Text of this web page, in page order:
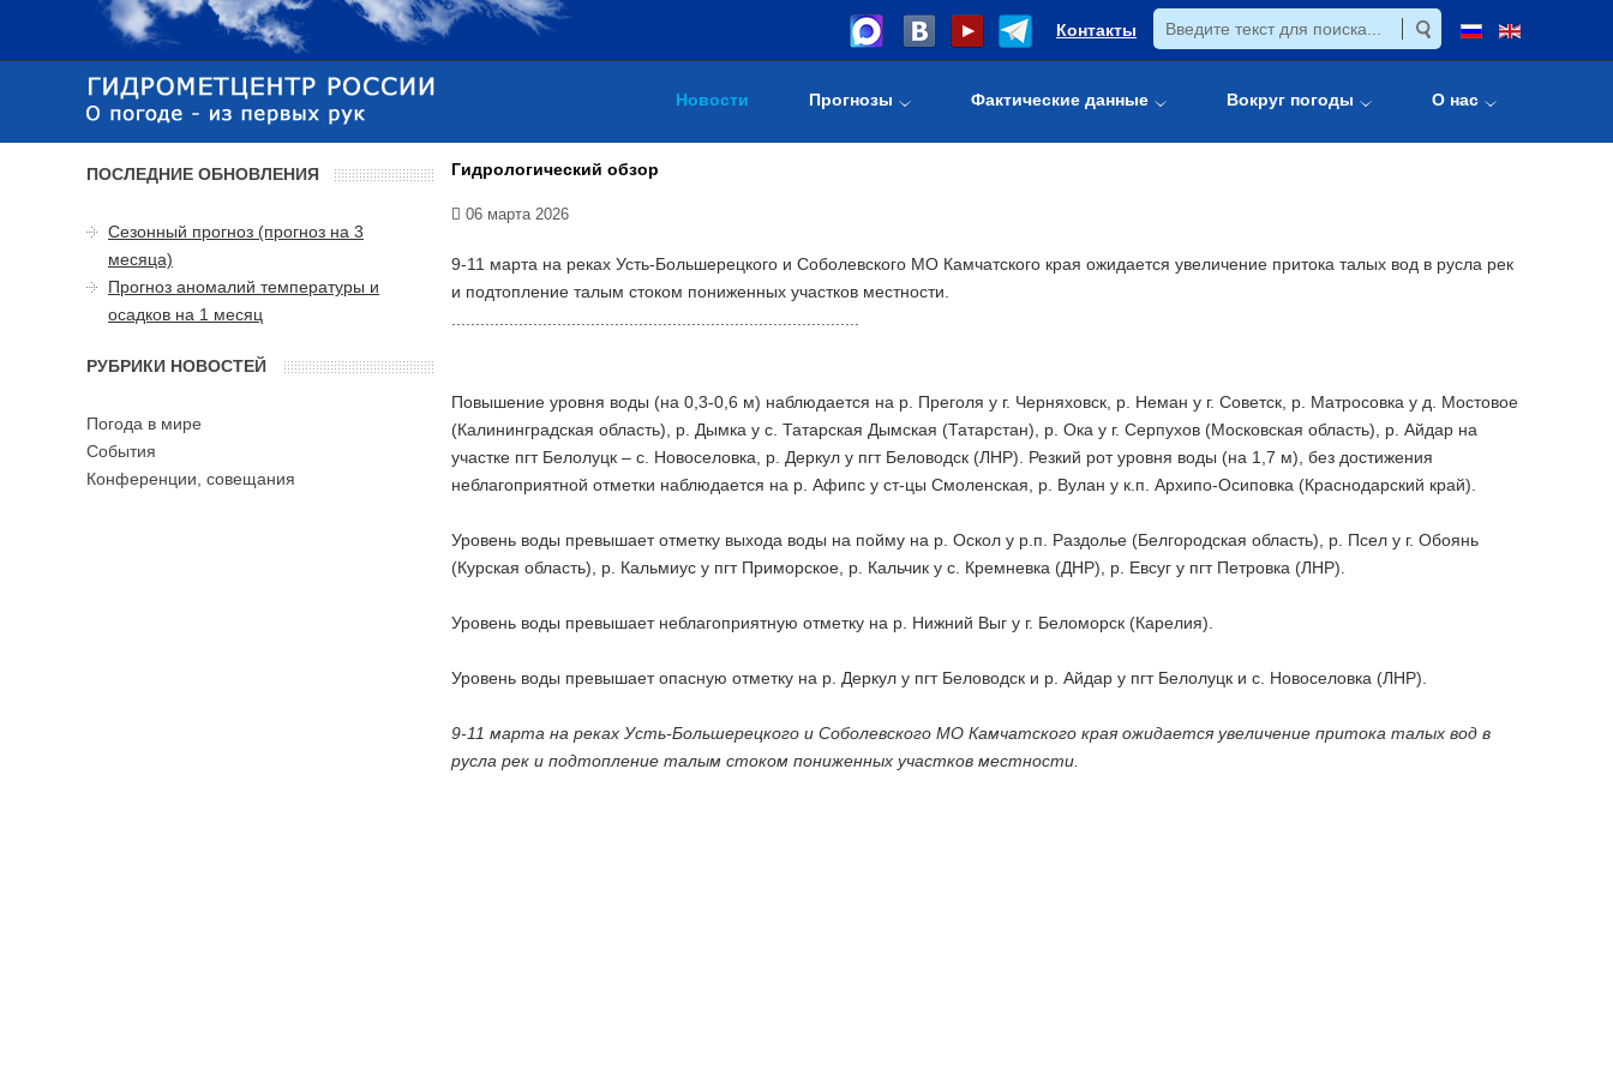
Контакты
Новости Прогнозы Фактические данные Вокруг погоды О нас
Гидрологический обзор
06 марта 2026
9-11 марта на реках Усть-Большерецкого и Соболевского МО Камчатского края ожидается увеличение притока талых вод в русла рек
и подтопление талым стоком пониженных участков местности.
Повышение уровня воды (на 0,3-0,6 м) наблюдается на р. Преголя у г. Черняховск, р. Неман у г. Советск, р. Матросовка у д. Мостовое
(Калининградская область), р. Дымка у с. Татарская Дымская (Татарстан), р. Ока у г. Серпухов (Московская область), р. Айдар на
участке пгт Белолуцк – с. Новоселовка, р. Деркул у пгт Беловодск (ЛНР). Резкий рот уровня воды (на 1,7 м), без достижения
неблагоприятной отметки наблюдается на р. Афипс у ст-цы Смоленская, р. Вулан у к.п. Архипо-Осиповка (Краснодарский край).
Уровень воды превышает отметку выхода воды на пойму на р. Оскол у р.п. Раздолье (Белгородская область), р. Псел у г. Обоянь
(Курская область), р. Кальмиус у пгт Приморское, р. Кальчик у с. Кремневка (ДНР), р. Евсуг у пгт Петровка (ЛНР).
Уровень воды превышает неблагоприятную отметку на р. Нижний Выг у г. Беломорск (Карелия).
Уровень воды превышает опасную отметку на р. Деркул у пгт Беловодск и р. Айдар у пгт Белолуцк и с. Новоселовка (ЛНР).
9-11 марта на реках Усть-Большерецкого и Соболевского МО Камчатского края ожидается увеличение притока талых вод в
русла рек и подтопление талым стоком пониженных участков местности.
ПОСЛЕДНИЕ ОБНОВЛЕНИЯ
Сезонный прогноз (прогноз на 3
месяца)
Прогноз аномалий температуры и
осадков на 1 месяц
РУБРИКИ НОВОСТЕЙ
Погода в мире
События
Конференции, совещания